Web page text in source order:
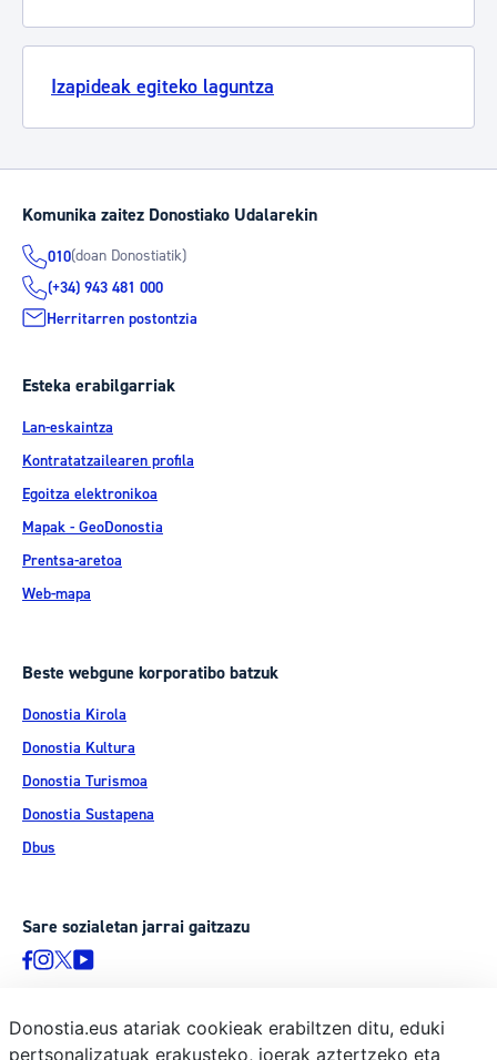
Izapideak egiteko laguntza
Komunika zaitez Donostiako Udalarekin
010(doan Donostiatik)
(+34) 943 481 000
Herritarren postontzia
Esteka erabilgarriak
Lan-eskaintza
Kontratatzailearen profila
Egoitza elektronikoa
Mapak - GeoDonostia
Prentsa-aretoa
Web-mapa
Beste webgune korporatibo batzuk
Donostia Kirola
Donostia Kultura
Donostia Turismoa
Donostia Sustapena
Dbus
Sare sozialetan jarrai gaitzazu
Donostia.eus atariak cookieak erabiltzen ditu, eduki
pertsonalizatuak erakusteko, joerak aztertzeko eta